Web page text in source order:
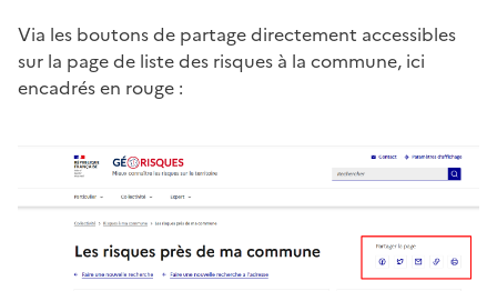
Via les boutons de partage directement accessibles
sur la page de liste des risques à la commune, ici
encadrés en rouge :